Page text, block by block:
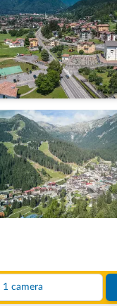
2 adulti, 0 bambini, 1 camera